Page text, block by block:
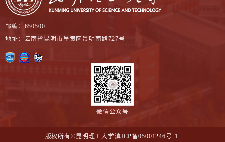
邮编：650500
地址：云南省昆明市呈贡区景明南路727号
微信公众号
版权所有©昆明理工大学滇ICP备05001246号-1